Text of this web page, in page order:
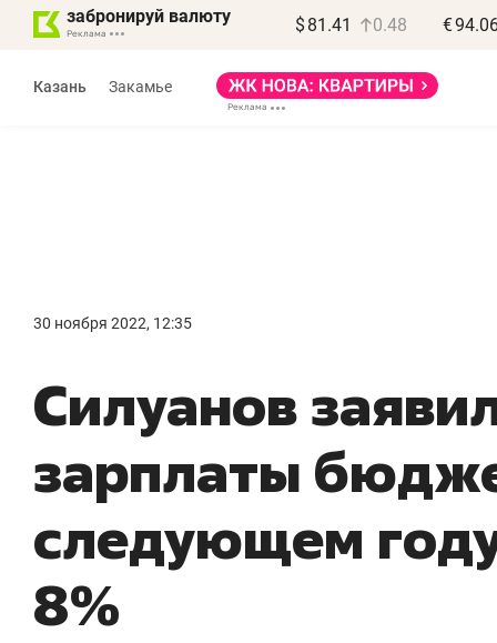
забронируй валюту $ 81.41 0.48 €
Казань Закамье
30 ноября 2022, 12:35
Силуанов
зарплаты
следующем
8%
правил, бизнес может
потерять минимум
Как бизнесу выйти на зарубежные
чем интересен Оман?